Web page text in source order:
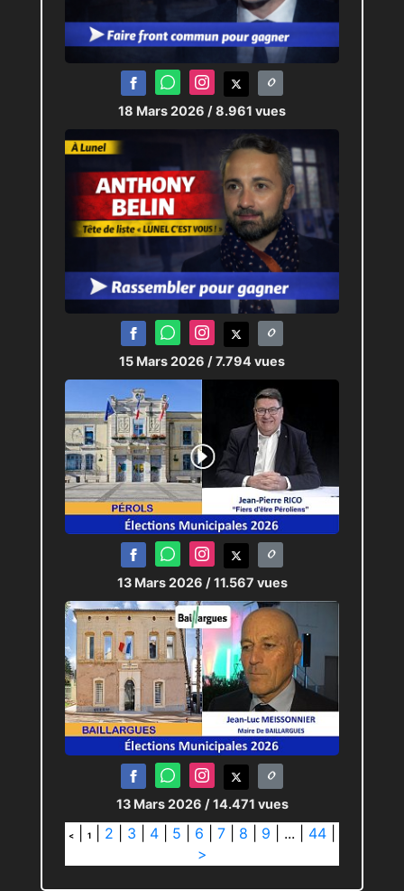
18 Mars 2026 / 8.961 vues
15 Mars 2026 / 7.794 vues
13 Mars 2026 / 11.567 vues
13 Mars 2026 / 14.471 vues
< 1 2 3 4 5 6 7 8 9 ... 44
>